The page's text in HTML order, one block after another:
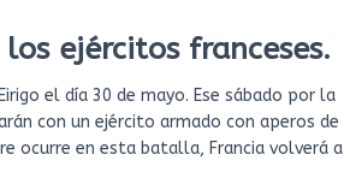
ejércitos franceses.
el día 30 de mayo. Ese sábado por la
con un ejército armado con aperos de
ocurre en esta batalla, Francia volverá a